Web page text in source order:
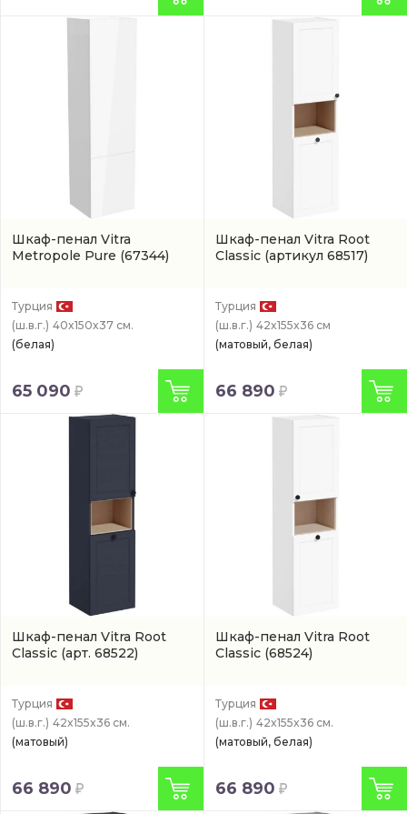
Шкаф-пенал Vitra
Metropole Pure (67344)
Турция
(ш.в.г.) 40x150x37 см.
(белая)
65 090
Шкаф-пенал Vitra Root
Classic (артикул 68517)
Турция
(ш.в.г.) 42x155x36 см
(матовый, белая)
66 890
Шкаф-пенал Vitra Root
Classic (арт. 68522)
Турция
(ш.в.г.) 42x155x36 см.
(матовый)
66 890
Шкаф-пенал Vitra Root
Classic (68524)
Турция
(ш.в.г.) 42x155x36 см.
(матовый, белая)
66 890